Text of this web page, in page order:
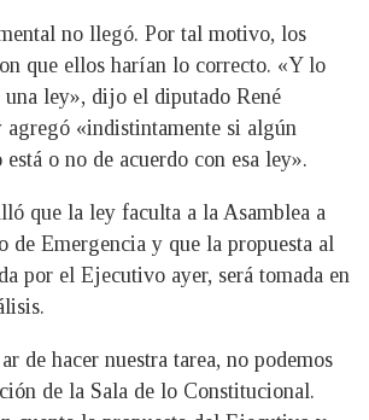
no llegó. Por tal motivo, los
que ellos harían lo correcto. «Y lo
ley», dijo el diputado René
«indistintamente si algún
o no de acuerdo con esa ley».
que la ley faculta a la Asamblea a
de Emergencia y que la propuesta al
por el Ejecutivo ayer, será tomada en
de hacer nuestra tarea, no podemos
de la Sala de lo Constitucional.